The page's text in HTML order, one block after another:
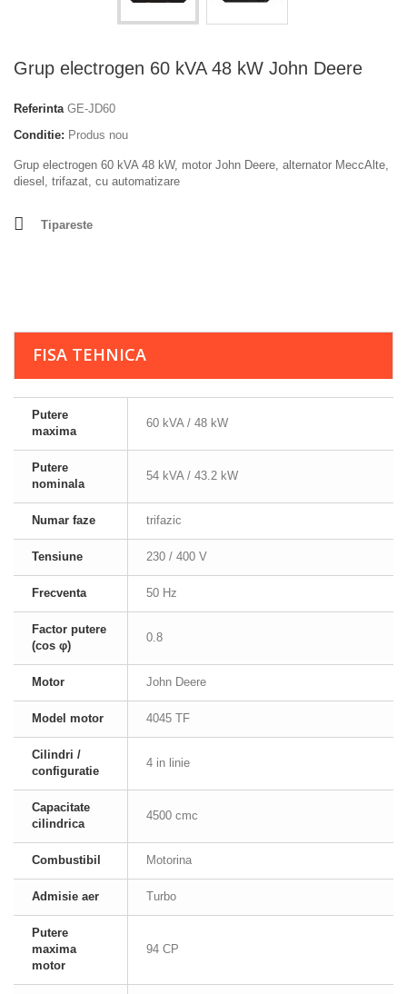
Grup electrogen 60 kVA 48 kW John Deere
Referinta GE-JD60
Conditie: Produs nou
Grup electrogen 60 kVA 48 kW, motor John Deere, alternator MeccAlte,
diesel, trifazat, cu automatizare
Tipareste
FISA TEHNICA
Putere
maxima
60 kVA / 48 kW
Putere
nominala
54 kVA / 43.2 kW
Numar faze trifazic
Tensiune 230 / 400 V
Frecventa 50 Hz
Factor putere
(cos φ)
0.8
Motor John Deere
Model motor 4045 TF
Cilindri /
configuratie
4 in linie
Capacitate
cilindrica
4500 cmc
Combustibil Motorina
Admisie aer Turbo
Putere
maxima
motor
94 CP